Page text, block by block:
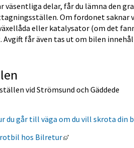
delar, får du lämna den
Om fordonet saknar
eller katalysator (om det
Avgift får även tas ut om bilen
vid Strömsund och Gäddede
du går till väga om du vill skrota din
hos Bilretur
Länk till annan